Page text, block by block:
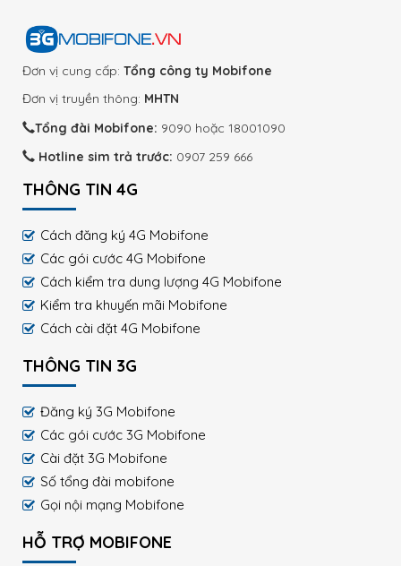
Đơn vị cung cấp: Tổng công ty Mobifone
Đơn vị truyền thông: MHTN
Tổng đài Mobifone: 9090 hoặc 18001090
Hotline sim trả trước: 0907 259 666
THÔNG TIN 4G
Cách đăng ký 4G Mobifone
Các gói cước 4G Mobifone
Cách kiểm tra dung lượng 4G Mobifone
Kiểm tra khuyến mãi Mobifone
Cách cài đặt 4G Mobifone
THÔNG TIN 3G
Đăng ký 3G Mobifone
Các gói cước 3G Mobifone
Cài đặt 3G Mobifone
Số tổng đài mobifone
Gọi nội mạng Mobifone
HỖ TRỢ MOBIFONE